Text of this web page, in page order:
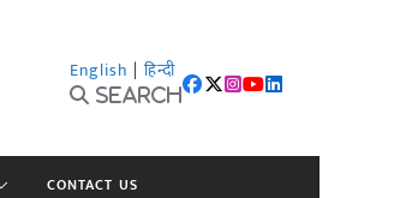
English | हिन्दी
Search
CONTACT US